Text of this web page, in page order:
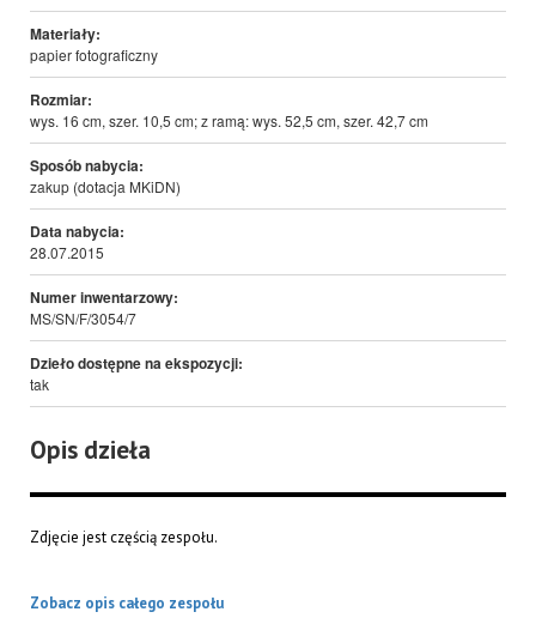
Materiały:
papier fotograficzny
Rozmiar:
wys. 16 cm, szer. 10,5 cm; z ramą: wys. 52,5 cm, szer. 42,7 cm
Sposób nabycia:
zakup (dotacja MKiDN)
Data nabycia:
28.07.2015
Numer inwentarzowy:
MS/SN/F/3054/7
Dzieło dostępne na ekspozycji:
tak
Opis dzieła
Zdjęcie jest częścią zespołu.
Zobacz opis całego zespołu